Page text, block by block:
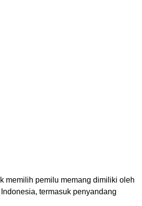
memilih pemilu memang dimiliki oleh
termasuk penyandang